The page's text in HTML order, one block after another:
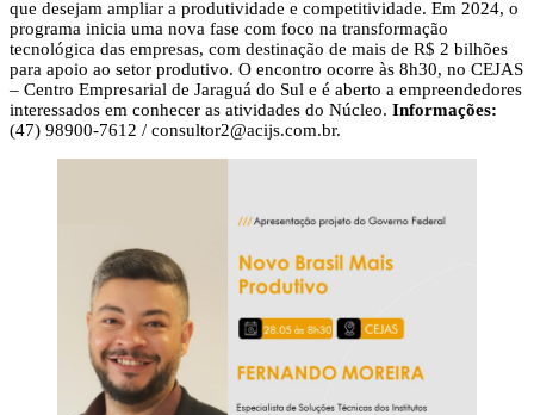
que desejam ampliar a produtividade e competitividade. Em 2024, o
programa inicia uma nova fase com foco na transformação
tecnológica das empresas, com destinação de mais de R$ 2 bilhões
para apoio ao setor produtivo. O encontro ocorre às 8h30, no CEJAS
– Centro Empresarial de Jaraguá do Sul e é aberto a empreendedores
interessados em conhecer as atividades do Núcleo. Informações:
(47) 98900-7612 / consultor2@acijs.com.br.